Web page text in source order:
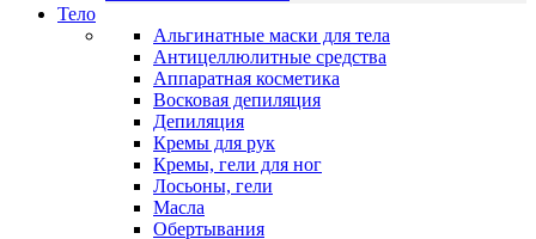
Тело
Альгинатные маски для тела
Антицеллюлитные средства
Аппаратная косметика
Восковая депиляция
Депиляция
Кремы для рук
Кремы, гели для ног
Лосьоны, гели
Масла
Обертывания